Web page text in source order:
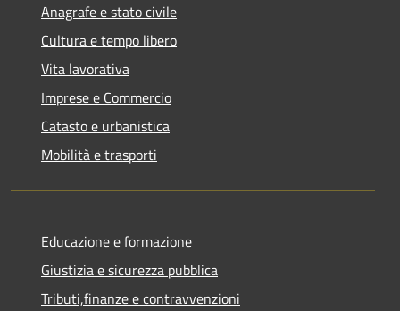
Anagrafe e stato civile
Cultura e tempo libero
Vita lavorativa
Imprese e Commercio
Catasto e urbanistica
Mobilità e trasporti
Educazione e formazione
Giustizia e sicurezza pubblica
Tributi,finanze e contravvenzioni